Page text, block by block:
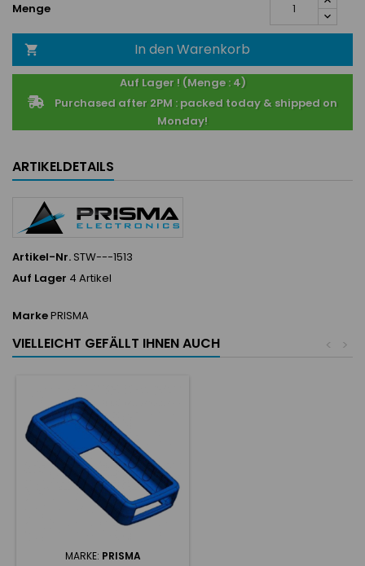
Menge
 In den Warenkorb
Auf Lager ! (Menge : 4)
Purchased after 2PM : packed today & shipped on
Monday!
ARTIKELDETAILS
Artikel-Nr. STW---1513
Auf Lager 4 Artikel
MarkePRISMA
VIELLEICHT GEFÄLLT IHNEN AUCH >
<
MARKE: PRISMA